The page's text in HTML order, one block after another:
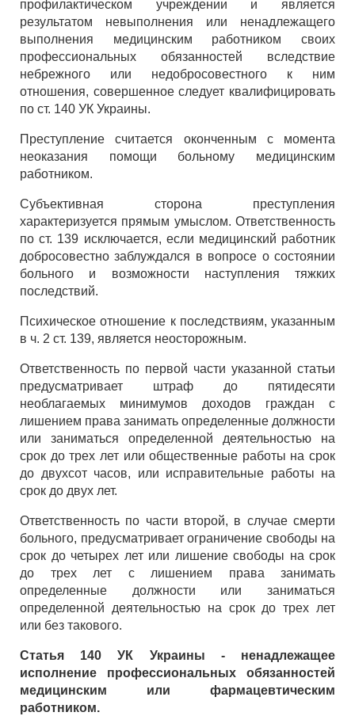
профилактическом учреждении и является
результатом невыполнения или ненадлежащего
выполнения медицинским работником своих
профессиональных обязанностей вследствие
небрежного или недобросовестного к ним
отношения, совершенное следует квалифицировать
по ст. 140 УК Украины.
Преступление считается оконченным с момента
неоказания помощи больному медицинским
работником.
Субъективная сторона преступления
характеризуется прямым умыслом. Ответственность
по ст. 139 исключается, если медицинский работник
добросовестно заблуждался в вопросе о состоянии
больного и возможности наступления тяжких
последствий.
Психическое отношение к последствиям, указанным
в ч. 2 ст. 139, является неосторожным.
Ответственность по первой части указанной статьи
предусматривает штраф до пятидесяти
необлагаемых минимумов доходов граждан с
лишением права занимать определенные должности
или заниматься определенной деятельностью на
срок до трех лет или общественные работы на срок
до двухсот часов, или исправительные работы на
срок до двух лет.
Ответственность по части второй, в случае смерти
больного, предусматривает ограничение свободы на
срок до четырех лет или лишение свободы на срок
до трех лет с лишением права занимать
определенные должности или заниматься
определенной деятельностью на срок до трех лет
или без такового.
Статья 140 УК Украины - ненадлежащее
исполнение профессиональных обязанностей
медицинским или фармацевтическим
работником.